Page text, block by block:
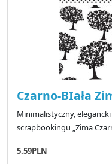
Czarno-BIała
Minimalistyczny,
scrapbookingu „Zima
5.59PLN